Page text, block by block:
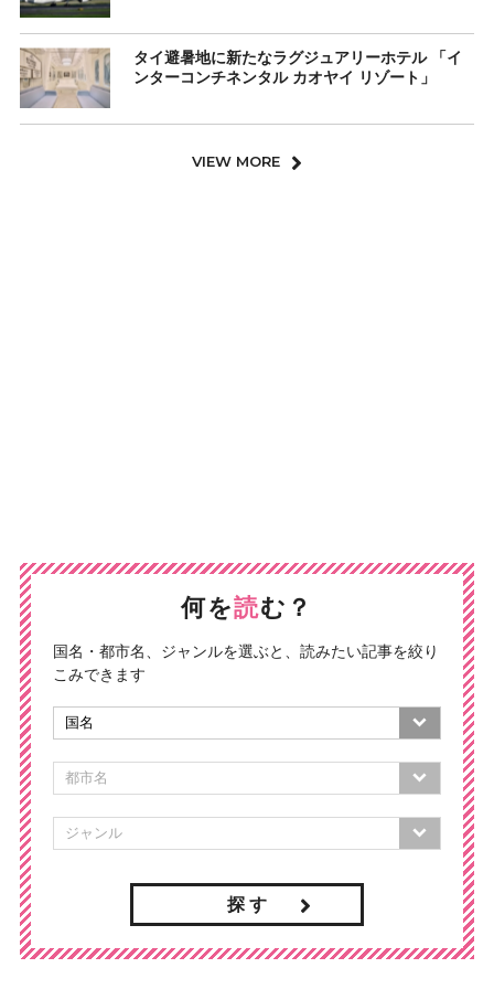
タイ避暑地に新たなラグジュアリーホテル 「イ
ンターコンチネンタル カオヤイ リゾート」
VIEW MORE
何を読む？
国名・都市名、ジャンルを選ぶと、読みたい記事を絞り
こみできます
探 す